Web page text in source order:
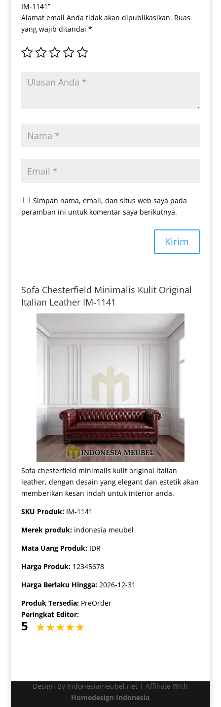
IM-1141”
Alamat email Anda tidak akan dipublikasikan. Ruas
yang wajib ditandai *
Simpan nama, email, dan situs web saya pada
peramban ini untuk komentar saya berikutnya.
Kirim
Sofa Chesterfield Minimalis Kulit Original
Italian Leather IM-1141
Sofa chesterfield minimalis kulit original italian
leather, dengan desain yang elegant dan estetik akan
memberikan kesan indah untuk interior anda.
SKU Produk: IM-1141
Merek produk: indonesia meubel
Mata Uang Produk: IDR
Harga Produk: 12345678
Harga Berlaku Hingga: 2026-12-31
Produk Tersedia: PreOrder
Peringkat Editor:
5
Design By Indonesiameubel.net | Affiliate With
Homedesign Indonesia